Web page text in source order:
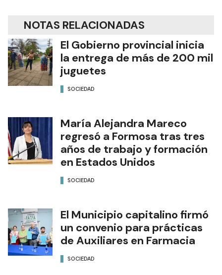
NOTAS RELACIONADAS
El Gobierno provincial inicia
la entrega de más de 200 mil
juguetes
SOCIEDAD
María Alejandra Mareco
regresó a Formosa tras tres
años de trabajo y formación
en Estados Unidos
SOCIEDAD
El Municipio capitalino firmó
un convenio para prácticas
de Auxiliares en Farmacia
SOCIEDAD